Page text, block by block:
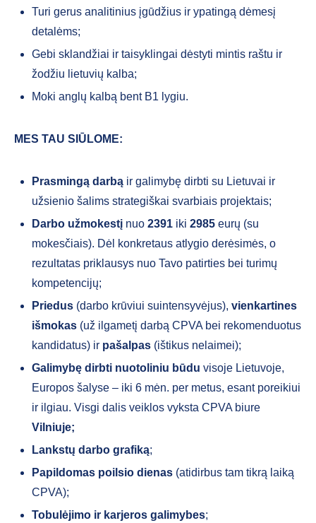
Turi gerus analitinius įgūdžius ir ypatingą dėmesį
detalėms;
Gebi sklandžiai ir taisyklingai dėstyti mintis raštu ir
žodžiu lietuvių kalba;
Moki anglų kalbą bent B1 lygiu.
MES TAU SIŪLOME:
Prasmingą darbą ir galimybę dirbti su Lietuvai ir
užsienio šalims strategiškai svarbiais projektais;
Darbo užmokestį nuo 2391 iki 2985 eurų (su
mokesčiais). Dėl konkretaus atlygio derėsimės, o
rezultatas priklausys nuo Tavo patirties bei turimų
kompetencijų;
Priedus (darbo krūviui suintensyvėjus), vienkartines
išmokas (už ilgametį darbą CPVA bei rekomenduotus
kandidatus) ir pašalpas (ištikus nelaimei);
Galimybę dirbti nuotoliniu būdu visoje Lietuvoje,
Europos šalyse – iki 6 mėn. per metus, esant poreikiui
ir ilgiau. Visgi dalis veiklos vyksta CPVA biure
Vilniuje;
Lankstų darbo grafiką;
Papildomas poilsio dienas (atidirbus tam tikrą laiką
CPVA);
Tobulėjimo ir karjeros galimybes;